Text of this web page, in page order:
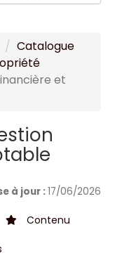
Catalogue
et
à jour :17/06/2026
Contenu